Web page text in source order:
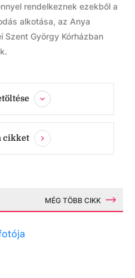
rendelkeznek ezekből a
alkotása, az Anya
Szent György Kórházban
cikket
MÉG TÖBB CIKK